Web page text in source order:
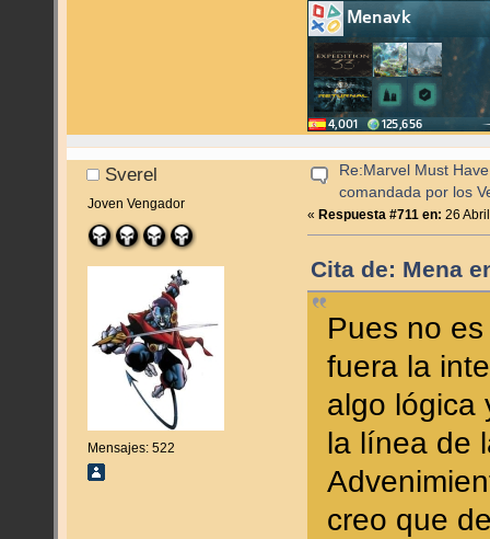
Sverel
Joven Vengador
Mensajes: 522
Re:Marvel Must
comandada por los
« Respuesta #711 en: 26
Cita de: Mena
Pues no
fuera la
algo lógica
la línea de
creo que